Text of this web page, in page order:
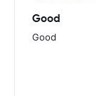
Good
Good